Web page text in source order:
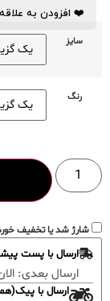
❤️ افزودن به
سایز
رنگ
شارژ شد یا تخفیف
ارسال با پست پیشتاز(خرید
ارسال بعدی:
ارسال با